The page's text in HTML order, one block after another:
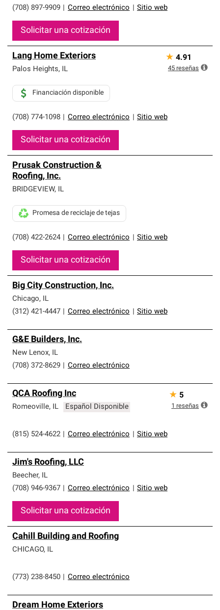
(708) 897-9909
Correo electrónico Sitio web
Solicitar una cotización
Lang Home Exteriors
Palos Heights, IL
(708) 774-1098 Correo electrónico Sitio web
Financiación disponible
Solicitar una cotización
★ 4.91
45 reseñas
Prusak Construction &
Roofing, Inc.
BRIDGEVIEW, IL
(708) 422-2624 Correo electrónico Sitio web
Promesa de reciclaje de tejas
Solicitar una cotización
Big City Construction, Inc.
Chicago, IL
(312) 421-4447
Correo electrónico Sitio web
G&E Builders, Inc.
New Lenox, IL
(708) 372-8629
Correo electrónico
QCA Roofing Inc
Romeoville, IL Español Disponible
(815) 524-4622 Correo electrónico Sitio web
★ 5
1 reseñas
Jim's Roofing, LLC
Beecher, IL
(708) 946-9367
Correo electrónico Sitio web
Solicitar una cotización
Cahill Building and Roofing
CHICAGO, IL
(773) 238-8450 Correo electrónico
Dream Home Exteriors